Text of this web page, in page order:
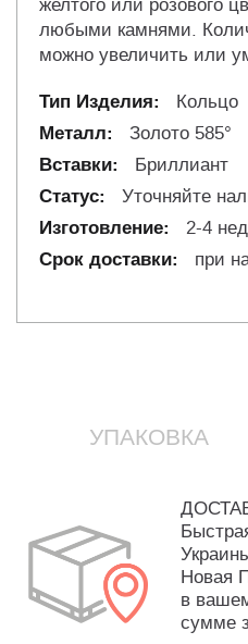
желтого или розового
любыми камнями.
можно увеличить или
Кольцо
Золото 585°
Бриллиант
Уточняйте
2-4
при
УПАКОВКА
Новая
в
сумме